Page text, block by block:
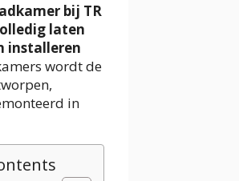
bij TR
laten
installeren
wordt de
in